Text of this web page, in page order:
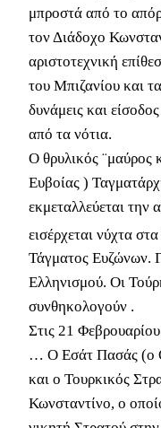
μπροστά από το
τον Διάδοχο
αριστοτεχνική
του Μπιζανίου και
δυνάμεις και
από τα νότια.
Ο θρυλικός
Ευβοίας )
εκμεταλλεύεται την
εισέρχεται νύχτα
Τάγματος Ευζώνων.
Ελληνισμού. Οι
συνθηκολογούν .
Στις 21
… Ο Εσάτ Πασάς (ο
και ο Τουρκικός
Κωνσταντίνο, ο